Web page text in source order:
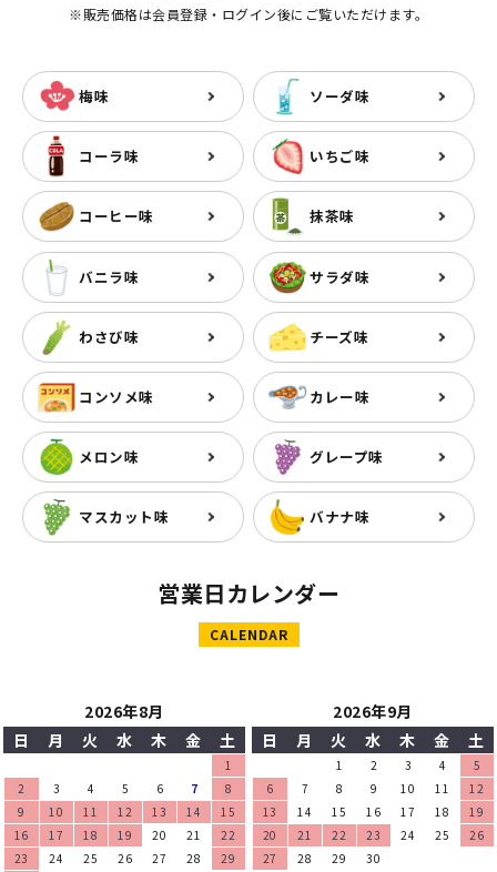
※販売価格は会員登録・ログイン後にご覧いただけます。
梅味 ソーダ味
コーラ味 いちご味
コーヒー味 抹茶味
バニラ味 サラダ味
わさび味 チーズ味
コンソメ味 カレー味
メロン味 グレープ味
マスカット味 バナナ味
営業日カレンダー
CALENDAR
2026年8月
日
月 火 水 木 金 土
1
2
3 4 5 6 7
8
9
10 11 12 13 14
15
16
17 18 19 20 21
22
23
24 25 26 27 28
29
2026年9月
日
月 火 水 木 金 土
1 2 3 4
5
6
7 8 9 10 11
12
13
14 15 16 17 18
19
20
21 22 23 24 25
26
27
28 29 30